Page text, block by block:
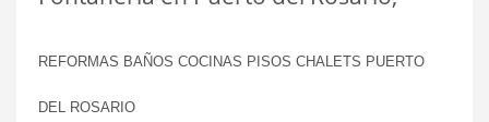
REFORMAS BAÑOS COCINAS PISOS CHALETS PUERTO
DEL ROSARIO